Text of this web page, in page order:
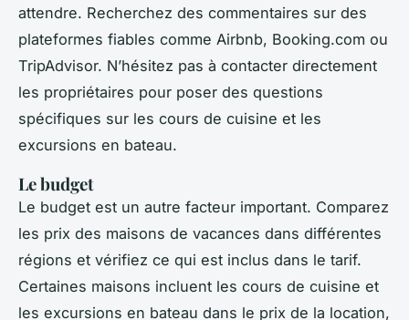
attendre. Recherchez des commentaires sur des
plateformes fiables comme Airbnb, Booking.com ou
TripAdvisor. N’hésitez pas à contacter directement
les propriétaires pour poser des questions
spécifiques sur les cours de cuisine et les
excursions en bateau.
Le budget
Le budget est un autre facteur important. Comparez
les prix des maisons de vacances dans différentes
régions et vérifiez ce qui est inclus dans le tarif.
Certaines maisons incluent les cours de cuisine et
les excursions en bateau dans le prix de la location,